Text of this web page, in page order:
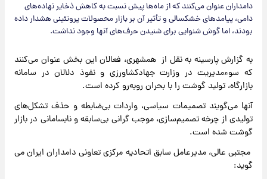
دامداران عنوان می‌کنند که از ماه‌ها پیش نسبت به کاهش ذخایر نهاده‌های
دامی، پیامدهای خشکسالی و تأثیر آن بر بازار محصولات پروتئینی هشدار داده
بودند، اما گوش شنوایی برای شنیدن حرف‌های آنها وجود نداشت.
به گزارش پارسینه به نقل از همشهری، فعالان این بخش عنوان می‌کنند
که سوء‌مدیریت در وزارت جهادکشاورزی و نفوذ دلالان در سامانه
بازارگاه، تولید گوشت را با بحران روبه‌رو کرده است.
آنها می‌گویند تصمیمات سیاسی، واردات بی‌ضابطه و حذف تشکل‌های
تولیدی از چرخه تصمیم‌سازی، موجب گرانی بی‌سابقه و نابسامانی در بازار
گوشت شده است.
مجتبی عالی، مدیرعامل سابق اتحادیه مرکزی تعاونی‌ دامداران ایران می
گوید: